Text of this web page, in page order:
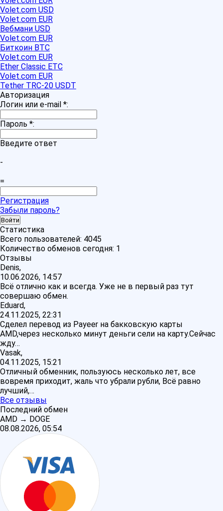
Volet.com USD
Volet.com EUR
Вебмани USD
Volet.com EUR
Биткоин BTC
Volet.com EUR
Ether Classic ETC
Volet.com EUR
Tether TRC-20 USDT
Авторизация
Логин или e-mail *:
Пароль *:
Введите ответ
-
=
Регистрация
Забыли пароль?
Статистика
Всего пользователей: 4045
Количество обменов сегодня: 1
Отзывы
Denis,
10.06.2026, 14:57
Всё отлично как и всегда. Уже не в первый раз тут
совершаю обмен.
Eduard,
24.11.2025, 22:31
Сделел перевод из Payeer на бакковскую карты
AMD,через несколько минут деньги сели на карту.Сейчас
жду…
Vasak,
04.11.2025, 15:21
Отличный обменник, пользуюсь несколько лет, все
вовремя приходит, жаль что убрали рубли, Всё равно
лучший,…
Все отзывы
Последний обмен
AMD → DOGE
08.08.2026, 05:54